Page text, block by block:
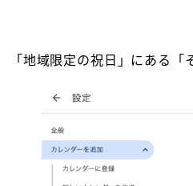
「地域限定の祝日」にある